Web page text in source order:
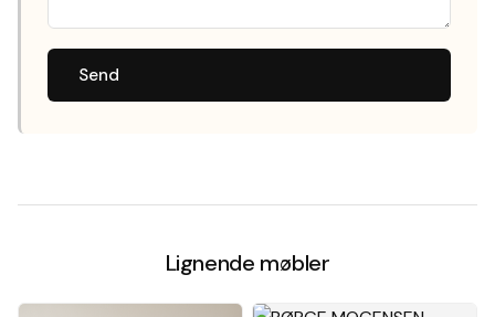
Send
Lignende møbler